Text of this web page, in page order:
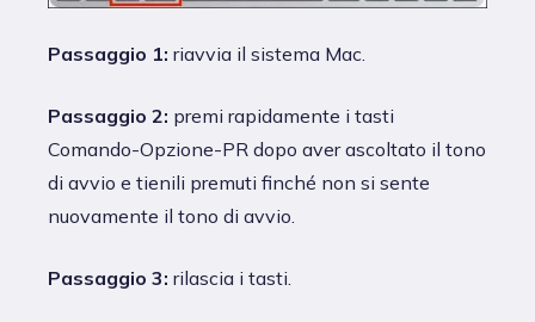
Passaggio 1: riavvia il sistema Mac.
Passaggio 2: premi rapidamente i tasti
Comando-Opzione-PR dopo aver ascoltato il tono
di avvio e tienili premuti finché non si sente
nuovamente il tono di avvio.
Passaggio 3: rilascia i tasti.